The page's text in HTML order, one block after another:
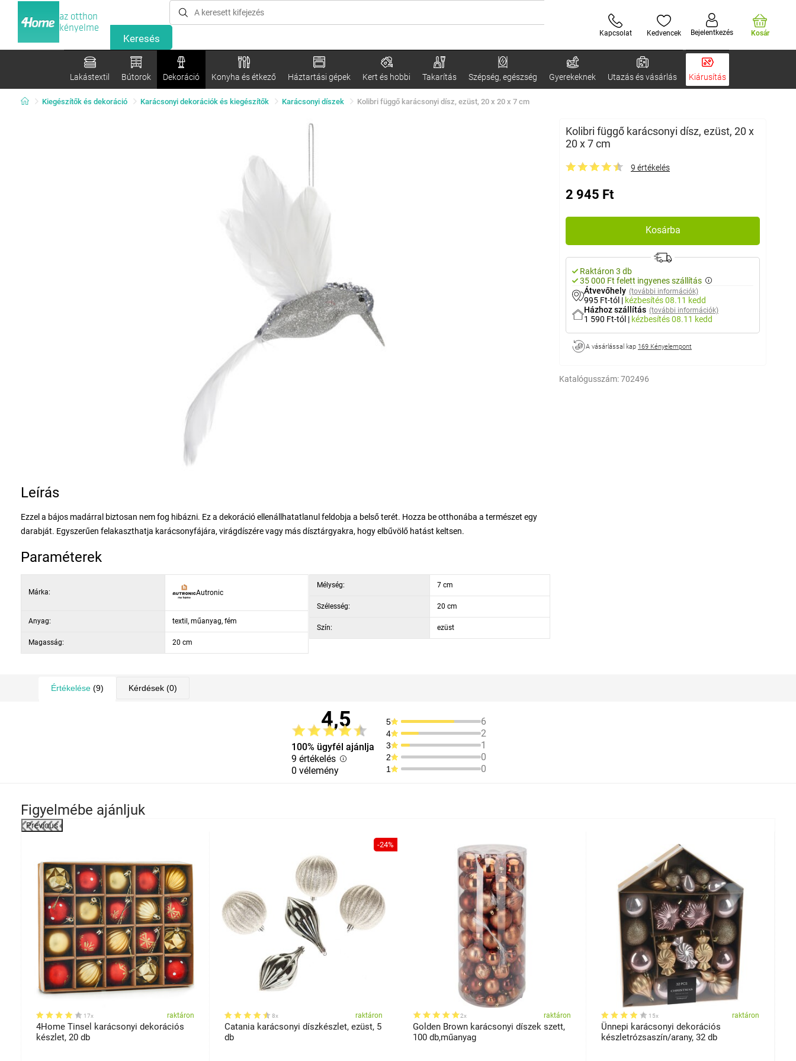
az otthon
kényelme
Kapcsolat Kedvencek Bejelentkezés Kosár
Lakástextil Bútorok Dekoráció Konyha és étkező Háztartási gépek Kert és hobbi Takarítás Szépség, egészség Gyerekeknek Utazás és vásárlás Kiárusítás
Kiegészítők és dekoráció Karácsonyi dekorációk és kiegészítők Karácsonyi díszek Kolibri függő karácsonyi dísz, ezüst, 20 x 20 x 7 cm
Kolibri függő karácsonyi dísz, ezüst, 20 x
20 x 7 cm
9 értékelés
2 945 Ft
Kosárba
Raktáron 3 db
35 000 Ft felett ingyenes szállítás
Átvevőhely (további információk)
995 Ft-tól | kézbesítés08.11 kedd
Házhoz szállítás (további információk)
1 590 Ft-tól | kézbesítés08.11 kedd
A vásárlással kap 169 Kényelempont
Katalógusszám:702496
Leírás
Ezzel a bájos madárral biztosan nem fog hibázni. Ez a dekoráció ellenállhatatlanul feldobja a belső terét. Hozza be otthonába a természet egy
darabját. Egyszerűen felakaszthatja karácsonyfájára, virágdíszére vagy más dísztárgyakra, hogy elbűvölő hatást keltsen.
Paraméterek
Márka: Autronic
Anyag: textil, műanyag, fém
Magasság: 20 cm
Mélység: 7 cm
Szélesség: 20 cm
Szín: ezüst
Értékelése (9) Kérdések (0)
4,5
100% ügyfél ajánlja
9 értékelés
0 vélemény
5 6
4 2
3 1
2 0
1 0
Figyelmébe ajánljuk
Previous
17x raktáron
4Home Tinsel karácsonyi dekorációs
készlet, 20 db
-24%
8x raktáron
Catania karácsonyi díszkészlet, ezüst, 5
db
2x raktáron
Golden Brown karácsonyi díszek szett,
100 db,műanyag
15x raktáron
Ünnepi karácsonyi dekorációs
készletrózsaszín/arany, 32 db